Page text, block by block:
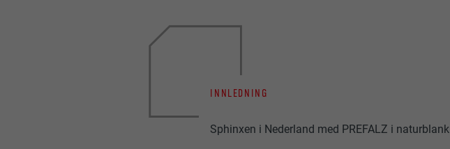
INNLEDNING
Sphinxen i Nederland med PREFALZ i naturblank